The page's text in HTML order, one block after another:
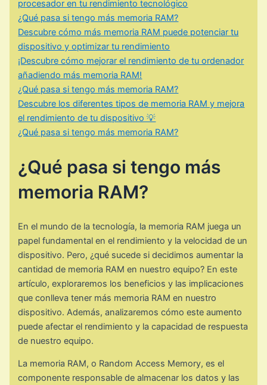
procesador en tu rendimiento tecnológico
¿Qué pasa si tengo más memoria RAM?
Descubre cómo más memoria RAM puede potenciar tu
dispositivo y optimizar tu rendimiento
¡Descubre cómo mejorar el rendimiento de tu ordenador
añadiendo más memoria RAM!
¿Qué pasa si tengo más memoria RAM?
Descubre los diferentes tipos de memoria RAM y mejora
el rendimiento de tu dispositivo 💡
¿Qué pasa si tengo más memoria RAM?
¿Qué pasa si tengo más
memoria RAM?
En el mundo de la tecnología, la memoria RAM juega un
papel fundamental en el rendimiento y la velocidad de un
dispositivo. Pero, ¿qué sucede si decidimos aumentar la
cantidad de memoria RAM en nuestro equipo? En este
artículo, exploraremos los beneficios y las implicaciones
que conlleva tener más memoria RAM en nuestro
dispositivo. Además, analizaremos cómo este aumento
puede afectar el rendimiento y la capacidad de respuesta
de nuestro equipo.
La memoria RAM, o Random Access Memory, es el
componente responsable de almacenar los datos y las